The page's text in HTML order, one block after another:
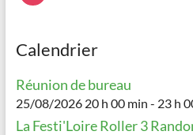
Calendrier
Réunion de bureau
25/08/2026 20 h 00 min - 23 h
La Festi'Loire Roller 3